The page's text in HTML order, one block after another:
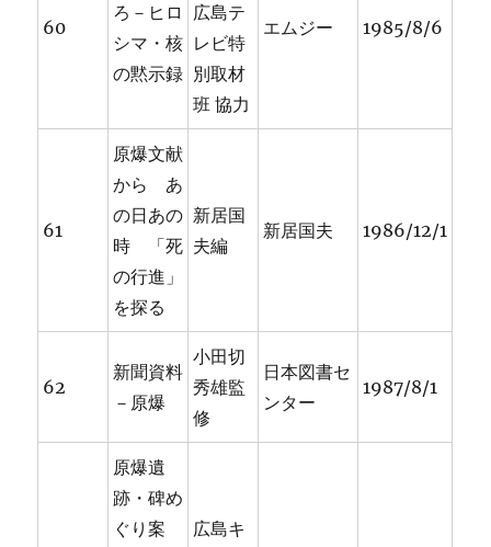
60
ろ－ヒロ
シマ・核
の黙示録
広島テ
レビ特
別取材
班 協力
エムジー 1985/8/6
61
原爆文献
から あ
の日あの
時 「死
の行進」
を探る
新居国
夫編
新居国夫 1986/12/1
62
新聞資料
－原爆
小田切
秀雄監
修
日本図書セ
ンター
1987/8/1
原爆遺
跡・碑め
ぐり案
広島キ